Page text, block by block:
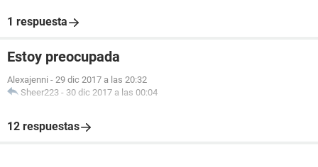
1 respuesta
Estoy preocupada
Alexajenni - 29 dic 2017 a las 20:32
Sheer223 - 30 dic 2017 a las 00:04
12 respuestas